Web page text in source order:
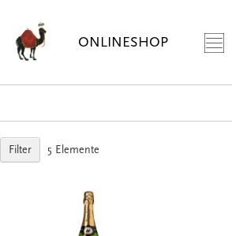
ONLINESHOP
Filter 5 Elemente